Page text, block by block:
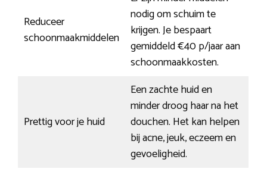
Reduceer
schoonmaakmiddelen
nodig om schuim te
krijgen. Je bespaart
gemiddeld €40 p/jaar aan
schoonmaakkosten.
Prettig voor je huid
Een zachte huid en
minder droog haar na het
douchen. Het kan helpen
bij acne, jeuk, eczeem en
gevoeligheid.